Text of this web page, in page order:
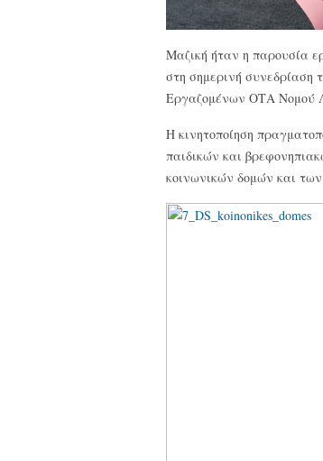
Μαζική ήταν η παρουσία
στη σημερινή συνεδρίαση
Εργαζομένων ΟΤΑ Νομού
Η κινητοποίηση
παιδικών και
κοινωνικών δομών και